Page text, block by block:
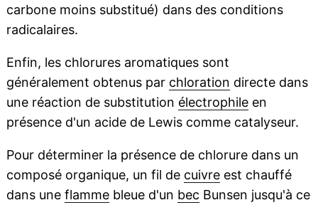
carbone moins substitué) dans des conditions
radicalaires.
Enfin, les chlorures aromatiques sont
généralement obtenus par chloration directe dans
une réaction de substitution électrophileen
présence d'un acide de Lewis comme catalyseur.
Pour déterminer la présence de chlorure dans un
composé organique, un fil de cuivreest chauffé
dans une flammebleue d'un bec Bunsen jusqu'à ce